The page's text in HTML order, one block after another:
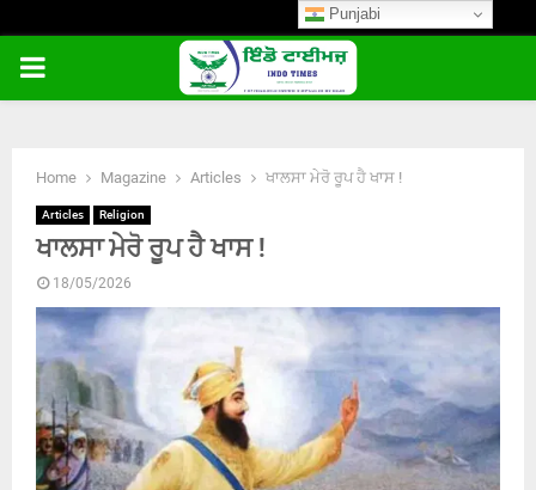
PRIMARY
Home Magazine Articles ਖਾਲਸਾ ਮੇਰੋ ਰੂਪ ਹੈ ਖਾਸ !
Articles Religion
ਖਾਲਸਾ ਮੇਰੋ ਰੂਪ ਹੈ ਖਾਸ !
18/05/2026
Punjabi